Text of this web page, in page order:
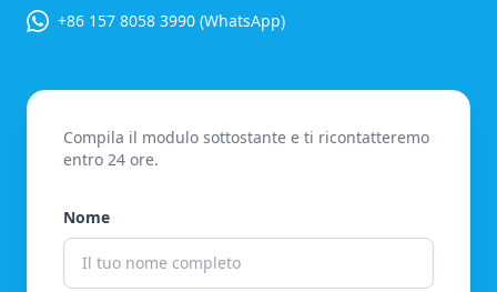
+86 157 8058 3990 (WhatsApp)
Compila il modulo sottostante e ti ricontatteremo
entro 24 ore.
Nome